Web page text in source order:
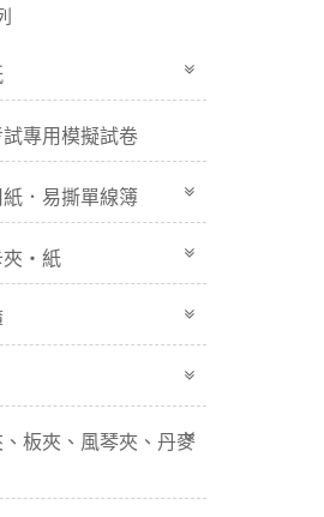
專用模擬試卷
．易撕單線簿
・紙
板夾、風琴夾、丹麥